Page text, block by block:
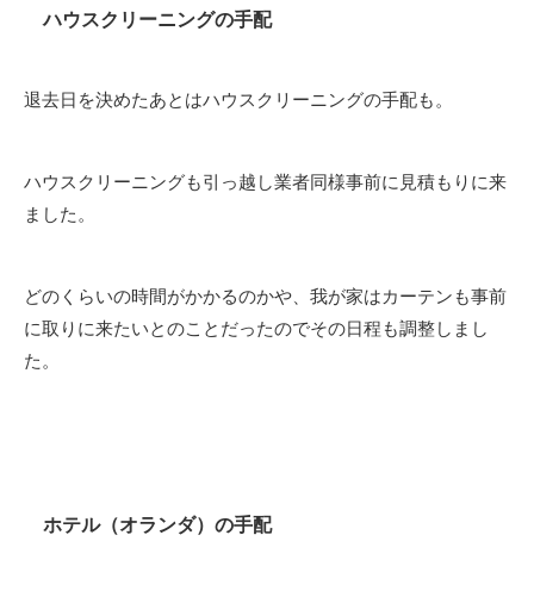
ハウスクリーニングの手配
退去日を決めたあとはハウスクリーニングの手配も。
ハウスクリーニングも引っ越し業者同様事前に見積もりに来
ました。
どのくらいの時間がかかるのかや、我が家はカーテンも事前
に取りに来たいとのことだったのでその日程も調整しまし
た。
ホテル（オランダ）の手配